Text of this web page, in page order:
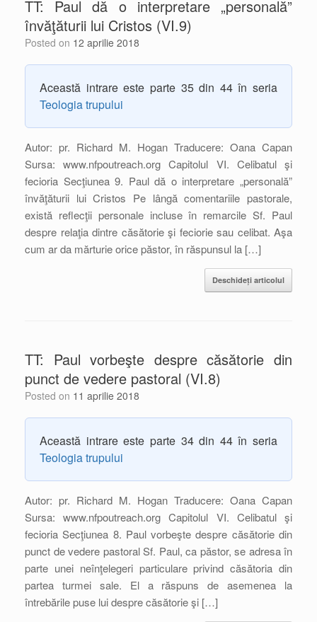
TT: Paul dă o interpretare „personală”
învăţăturii lui Cristos (VI.9)
Posted on 12 aprilie 2018
Această intrare este parte 35 din 44 în seria
Teologia trupului
Autor: pr. Richard M. Hogan Traducere: Oana Capan
Sursa: www.nfpoutreach.org Capitolul VI. Celibatul şi
fecioria Secţiunea 9. Paul dă o interpretare „personală”
învăţăturii lui Cristos Pe lângă comentariile pastorale,
există reflecţii personale incluse în remarcile Sf. Paul
despre relaţia dintre căsătorie şi feciorie sau celibat. Aşa
cum ar da mărturie orice păstor, în răspunsul la […]
Deschideți articolul
TT: Paul vorbeşte despre căsătorie din
punct de vedere pastoral (VI.8)
Posted on 11 aprilie 2018
Această intrare este parte 34 din 44 în seria
Teologia trupului
Autor: pr. Richard M. Hogan Traducere: Oana Capan
Sursa: www.nfpoutreach.org Capitolul VI. Celibatul şi
fecioria Secţiunea 8. Paul vorbeşte despre căsătorie din
punct de vedere pastoral Sf. Paul, ca păstor, se adresa în
parte unei neînţelegeri particulare privind căsătoria din
partea turmei sale. El a răspuns de asemenea la
întrebările puse lui despre căsătorie şi […]